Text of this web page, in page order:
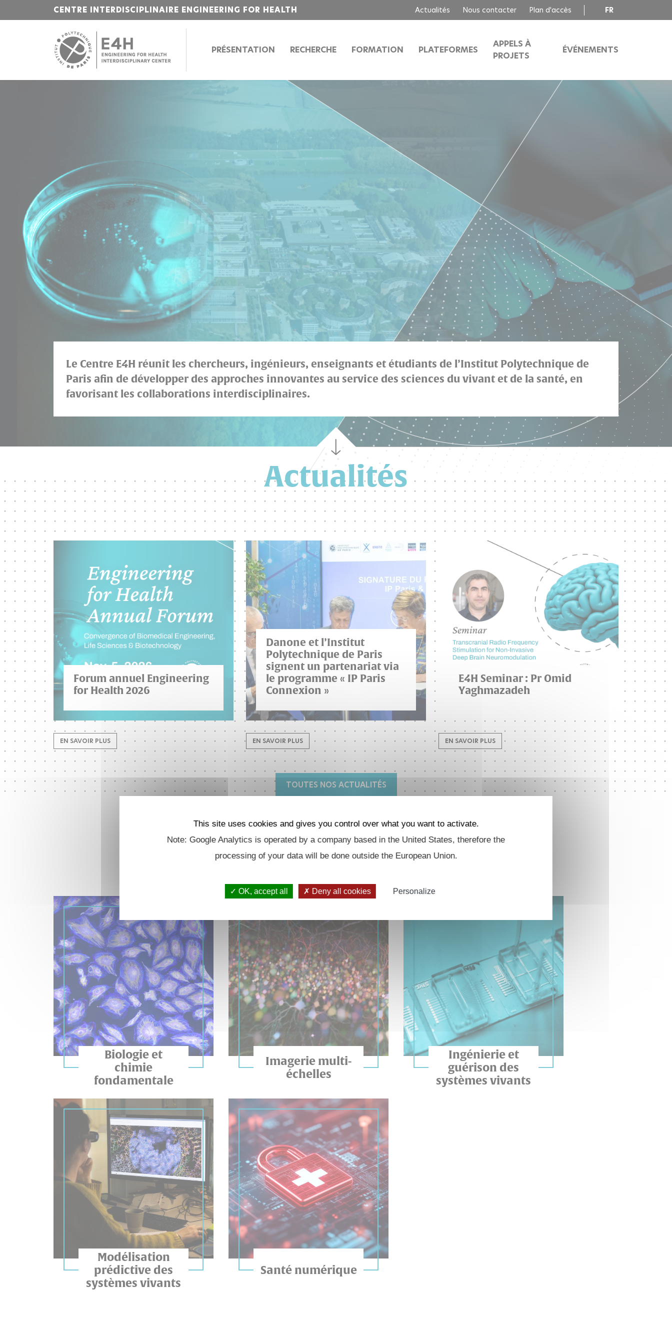
CENTRE INTERDISCIPLINAIRE ENGINEERING FOR HEALTH Actualités Nous contacter Plan d'accès FR
PRÉSENTATION
RECHERCHE FORMATION PLATEFORMES
APPELS À
PROJETS
ÉVÉNEMENTS
Polytechnique
Paris
Le Centre E4H réunit les chercheurs, ingénieurs, enseignants et étudiants de l’Institut Polytechnique de
Paris afin de développer des approches innovantes au service des sciences du vivant et de la santé, en
favorisant les collaborations interdisciplinaires.
Actualités
Forum annuel Engineering
for Health 2026
EN SAVOIR PLUS
EN SAVOIR PLUS
Danone et l’Institut
Polytechnique de Paris
signent un partenariat via
le programme « IP Paris
Connexion »
Danone et l’Institut Polytechnique
EN SAVOIR PLUS
EN SAVOIR PLUS
E4H Seminar : Pr Omid
Yaghmazadeh
E4H Seminar : Pr Omid
EN SAVOIR PLUS
EN SAVOIR PLUS
TOUTES NOS ACTUALITÉS
Thématiques
Biologie et
chimie
fondamentale
Imagerie multi-
échelles
Ingénierie et
guérison des
systèmes vivants
Modélisation
prédictive des
systèmes vivants
Santé numérique
This site uses cookies and gives you control over what you want to activate.
Note: Google Analytics is operated by a company based in the United States, therefore the
processing of your data will be done outside the European Union.
OK, accept all Deny all cookies Personalize